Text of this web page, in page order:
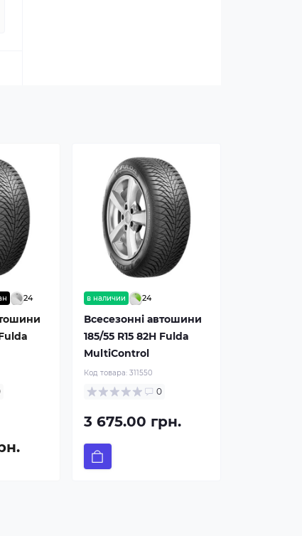
24 в наличии 24
Всесезонні автошини
185/55 R15 82H Fulda
MultiControl
Код товара: 311550
0
3 675.00 грн.